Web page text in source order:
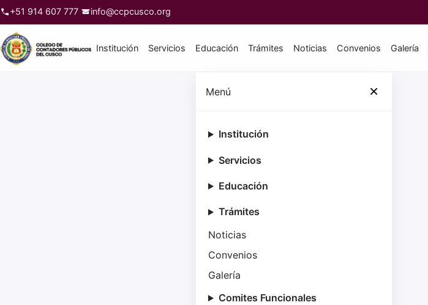
+51 914 607 777 info@ccpcusco.org
Institución Servicios Educación Trámites Noticias Convenios Galería
Menú ×
Institución
Servicios
Educación
Trámites
Noticias
Convenios
Galería
Comites Funcionales